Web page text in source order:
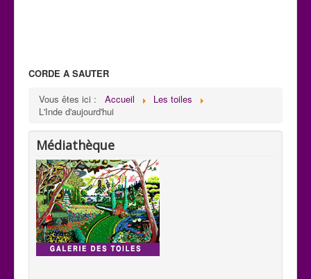
CORDE A SAUTER
Paysage: Création de Mani
H : 0,59m x L : 0,75m
Vous êtes ici : Accueil
Les toiles
L'Inde d'aujourd'hui
Médiathèque